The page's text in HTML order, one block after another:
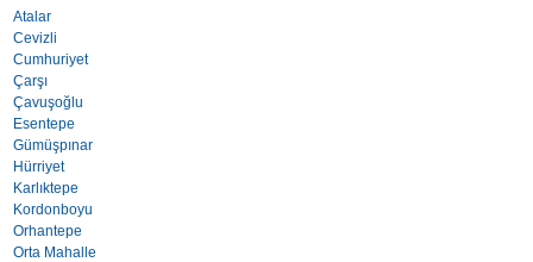
Atalar
Cevizli
Cumhuriyet
Çarşı
Çavuşoğlu
Esentepe
Gümüşpınar
Hürriyet
Karlıktepe
Kordonboyu
Orhantepe
Orta Mahalle